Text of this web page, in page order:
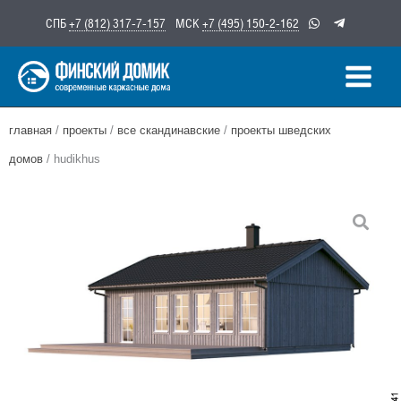
содержимому
СПБ+7 (812) 317-7-157 МСК +7 (495) 150-2-162
главная / проекты / все скандинавские / проекты шведских
домов / hudikhus